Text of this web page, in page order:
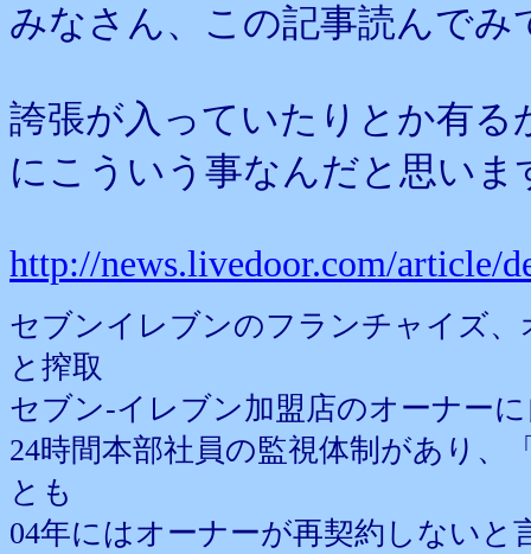
みなさん、この記事読んでみ
誇張が入っていたりとか有
にこういう事なんだと思いま
http://news.livedoor.com/article/
セブンイレブンのフランチャイズ
と搾取
セブン-イレブン加盟店のオーナー
24時間本部社員の監視体制があり、
とも
04年にはオーナーが再契約しない